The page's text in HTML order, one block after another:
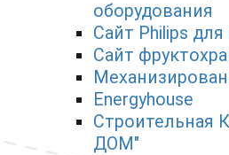
оборудования
Сайт Philips
Сайт
Energyhouse
Строительная
ДОМ"